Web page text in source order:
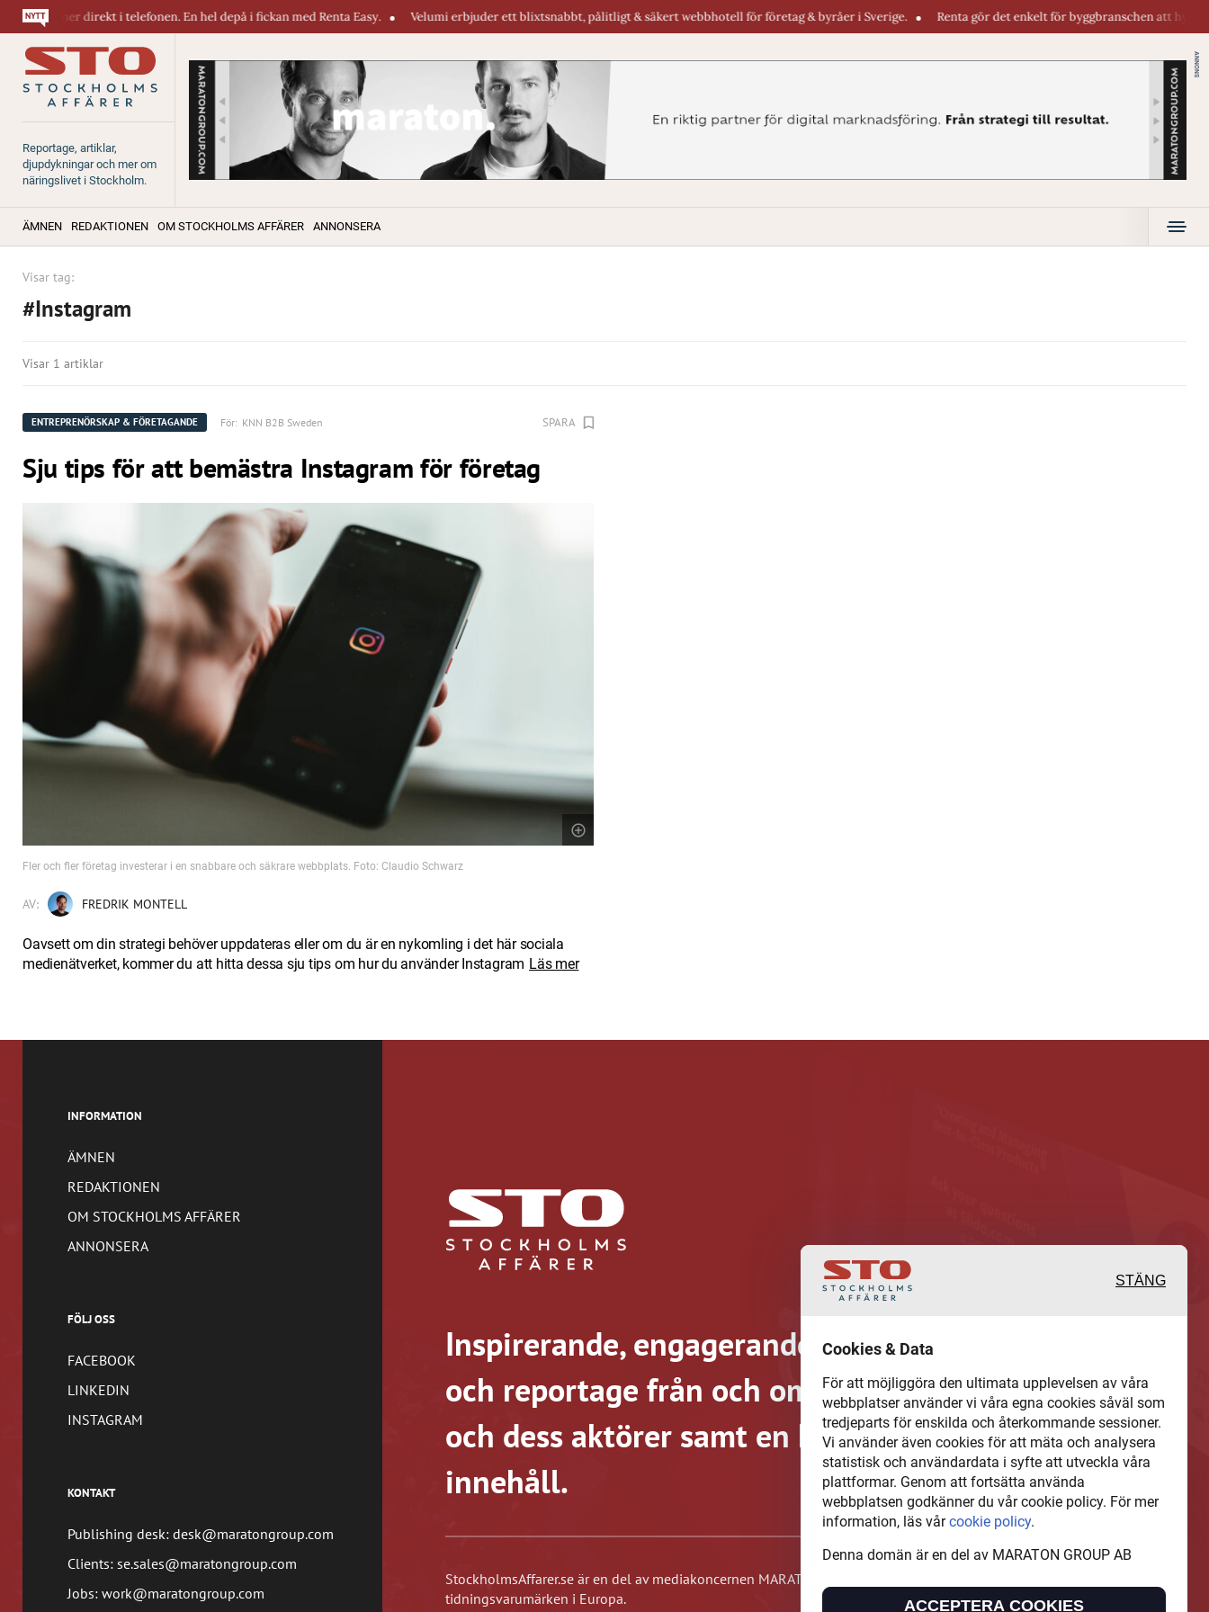
direkt i telefonen. En hel depå i fickan med Renta Easy. Velumi erbjuder ett blixtsnabbt, pålitligt & säkert webbhotell för företag & byråer i Sverige. Renta gör det enkelt för byggbranschen att hyra
Reportage, artiklar,
djupdykningar och mer om
näringslivet i Stockholm.
ANNONS
ÄMNEN REDAKTIONEN OM STOCKHOLMS AFFÄRER ANNONSERA
Visar tag:
#Instagram
Visar 1 artiklar
ENTREPRENÖRSKAP & FÖRETAGANDE För: KNN B2B Sweden SPARA
Sju tips för att bemästra Instagram för företag
Fler och fler företag investerar i en snabbare och säkrare webbplats. Foto: Claudio Schwarz
AV: FREDRIK MONTELL
Oavsett om din strategi behöver uppdateras eller om du är en nykomling i det här sociala
medienätverket, kommer du att hitta dessa sju tips om hur du använder Instagram Läs mer
INFORMATION
ÄMNEN
REDAKTIONEN
OM STOCKHOLMS AFFÄRER
ANNONSERA
FÖLJ OSS
FACEBOOK
LINKEDIN
INSTAGRAM
KONTAKT
Publishing desk: desk@maratongroup.com
Clients: se.sales@maratongroup.com
Jobs: work@maratongroup.com
Inspirerande, engagerande och värdefulla berättelser
och reportage från och om det lokala näringslivet
och dess aktörer samt en hel del annan läsvärt
innehåll.
StockholmsAffarer.se är en del av mediakoncernen MARATON GROUP AB som äger och förvaltar digitala
tidningsvarumärken i Europa.
STÄNG
Cookies & Data
För att möjliggöra den ultimata upplevelsen av våra
webbplatser använder vi våra egna cookies såväl som
tredjeparts för enskilda och återkommande sessioner.
Vi använder även cookies för att mäta och analysera
statistisk och användardata i syfte att utveckla våra
plattformar. Genom att fortsätta använda
webbplatsen godkänner du vår cookie policy. För mer
information, läs vårcookie policy.
Denna domän är en del av MARATON GROUP AB
ACCEPTERA COOKIES